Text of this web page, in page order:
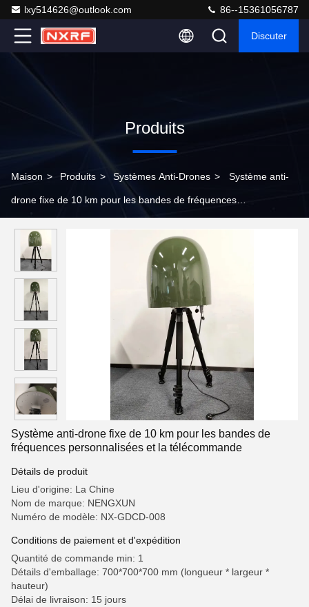
lxy514626@outlook.com 86--15361056787
Discuter
Produits
Maison > Produits > Systèmes Anti-Drones > Système anti-
drone fixe de 10 km pour les bandes de fréquences
Système anti-drone fixe de 10 km pour les bandes de
fréquences personnalisées et la télécommande
Détails de produit
Lieu d'origine: La Chine
Nom de marque: NENGXUN
Numéro de modèle: NX-GDCD-008
Conditions de paiement et d'expédition
Quantité de commande min: 1
Détails d'emballage: 700*700*700 mm (longueur * largeur *
hauteur)
Délai de livraison: 15 jours